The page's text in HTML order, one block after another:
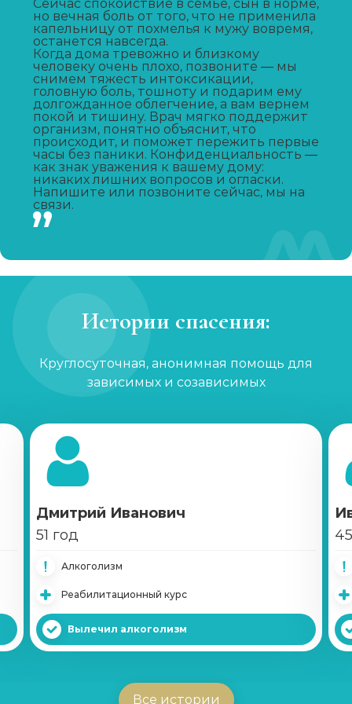
Капельница от запоя
от 2 000 ₽ Записаться
Капельница от похмелья
от 1 500 ₽ Записаться
Лечение женского алкоголизма
от 4 000 ₽/сутки
от 3 000 ₽ Записаться
Кодирование гипнозом
Кодирование Двойной блок
Кодирование Вивитролом
от 22 000 ₽
Кодирование Налтрексоном
Справка о кодировке
от 1 000 ₽ Записаться
Сейчас спокойствие в семье, сын в норме,
но вечная боль от того, что не применила
капельницу от похмелья к мужу вовремя,
останется навсегда.
Когда дома тревожно и близкому
человеку очень плохо, позвоните — мы
снимем тяжесть интоксикации,
головную боль, тошноту и подарим ему
долгожданное облегчение, а вам вернем
покой и тишину. Врач мягко поддержит
организм, понятно объяснит, что
происходит, и поможет пережить первые
часы без паники. Конфиденциальность —
как знак уважения к вашему дому:
никаких лишних вопросов и огласки.
Напишите или позвоните сейчас, мы на
связи.
Истории спасения:
Круглосуточная, анонимная помощь для
зависимых и созависимых
Дмитрий Иванович
51 год
Алкоголизм
Реабилитационный курс
Вылечил алкоголизм
Все истории